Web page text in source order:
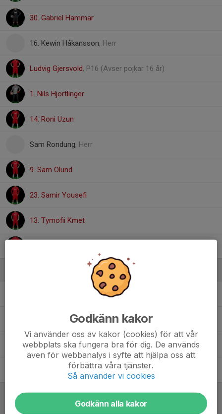
30. Gabriel Hammar
16. Kewin Håkansson, Herr
Ludvig Gjersvold, P16 (Avser pojkar 16 år)
1. Nils Hjortlinger
14. Roni Uzun
Sam Rondung, Herr
9. Sam Ölund
23. Samir Yousefi
13. Tymofii Kmet
Assisterande tränare
Gustav NorinMålvaktstränare
Linus SträngbyTränare
Peter ViknerTränare
Referat
Godkänn kakor
Vi använder oss av kakor (cookies) för att vår
webbplats ska fungera bra för dig. De används
även för webbanalys i syfte att hjälpa oss att
förbättra våra tjänster.
Så använder vi cookies
Godkänn alla kakor